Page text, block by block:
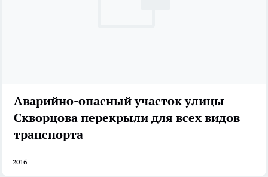
Аварийно-опасный участок улицы
Скворцова перекрыли для всех видов
транспорта
2016